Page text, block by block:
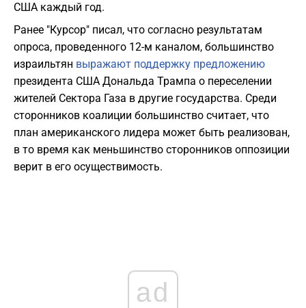
США каждый год.
Ранее "Курсор" писал, что согласно результатам
опроса, проведенного 12-м каналом, большинство
израильтян выражают поддержку предложению
президента США Дональда Трампа о переселении
жителей Сектора Газа в другие государства. Среди
сторонников коалиции большинство считает, что
план американского лидера может быть реализован,
в то время как меньшинство сторонников оппозиции
верит в его осуществимость.
ad